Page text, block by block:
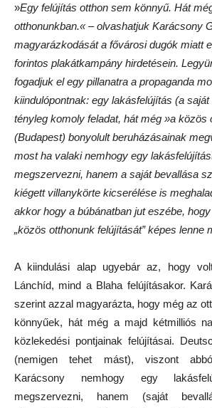
»Egy felújítás otthon sem könnyű. Hát
otthonunkban.« – olvashatjuk Karácsony
magyarázkodását a fővárosi dugók miatt
forintos plakátkampány hirdetésein.
fogadjuk el egy pillanatra a propaganda
kiindulópontnak: egy lakásfelújítás (a saját
tényleg komoly feladat, hát még »a közös
(Budapest) bonyolult beruházásainak
most ha valaki nemhogy egy
megszervezni, hanem a saját bevallása
kiégett villanykörte kicserélése is
akkor hogy a búbánatban jut eszébe,
„közös otthonunk felújítását” képes lenne
A kiindulási alap ugyebár az, hogy
Lánchíd, mind a Blaha felújításakor.
szerint azzal magyarázta, hogy még az
könnyűek, hát még a majd kétmilliós
közlekedési pontjainak felújításai.
(nemigen tehet mást), viszont
Karácsony nemhogy egy
megszervezni, hanem (saját